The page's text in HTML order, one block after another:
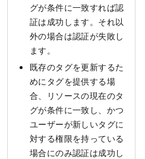
グが条件に一致すれば認
証は成功します。それ以
外の場合は認証が失敗し
ます。
既存のタグを更新するた
めにタグを提供する場
合、リソースの現在のタ
グが条件に一致し、かつ
ユーザーが新しいタグに
対する権限を持っている
場合にのみ認証は成功し